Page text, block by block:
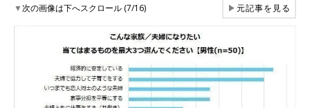
▼次の画像は下へスクロール (7/16) ▶元記事を見る